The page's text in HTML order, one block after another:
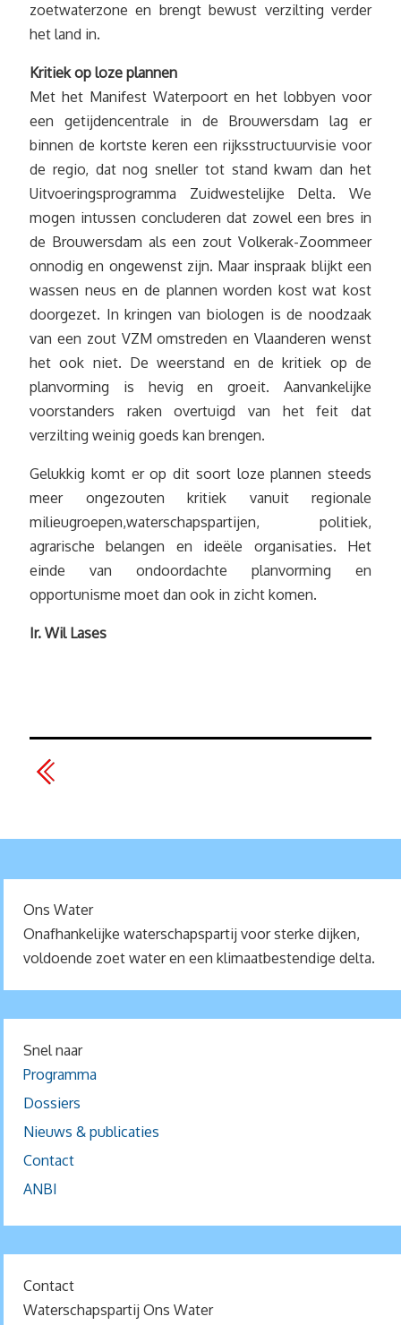
zoetwaterzone en brengt bewust verzilting verder
het land in.
Kritiek op loze plannen
Met het Manifest Waterpoort en het lobbyen voor
een getijdencentrale in de Brouwersdam lag er
binnen de kortste keren een rijksstructuurvisie voor
de regio, dat nog sneller tot stand kwam dan het
Uitvoeringsprogramma Zuidwestelijke Delta. We
mogen intussen concluderen dat zowel een bres in
de Brouwersdam als een zout Volkerak-Zoommeer
onnodig en ongewenst zijn. Maar inspraak blijkt een
wassen neus en de plannen worden kost wat kost
doorgezet. In kringen van biologen is de noodzaak
van een zout VZM omstreden en Vlaanderen wenst
het ook niet. De weerstand en de kritiek op de
planvorming is hevig en groeit. Aanvankelijke
voorstanders raken overtuigd van het feit dat
verzilting weinig goeds kan brengen.
Gelukkig komt er op dit soort loze plannen steeds
meer ongezouten kritiek vanuit regionale
milieugroepen,waterschapspartijen, politiek,
agrarische belangen en ideële organisaties. Het
einde van ondoordachte planvorming en
opportunisme moet dan ook in zicht komen.
Ir. Wil Lases
Ons Water
Onafhankelijke waterschapspartij voor sterke dijken,
voldoende zoet water en een klimaatbestendige delta.
Snel naar
Programma
Dossiers
Nieuws & publicaties
Contact
ANBI
Contact
Waterschapspartij Ons Water